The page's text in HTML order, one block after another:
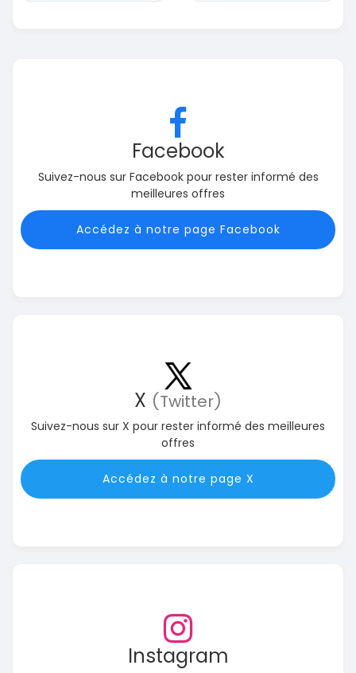
Facebook
Suivez-nous sur Facebook pour rester informé des
meilleures offres
Accédez à notre page Facebook
X (Twitter)
Suivez-nous sur X pour rester informé des meilleures
offres
Accédez à notre page X
Instagram